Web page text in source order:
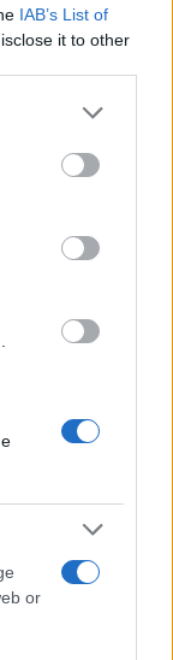
IAB’s List of
it to other
more Google
may click to
party tags to
below Google
or